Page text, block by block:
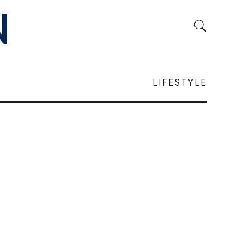
LIFESTYLE